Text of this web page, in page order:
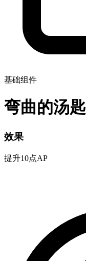
基础组件
弯曲的汤匙
效果
提升10点AP